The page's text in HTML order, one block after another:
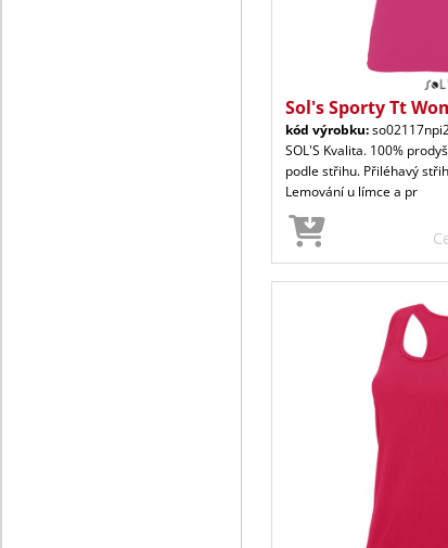
Sol's Sporty Tt
kód výrobku:
SOL'S Kvalita. 100%
podle střihu. Přiléhavý
Lemování u límce a pr